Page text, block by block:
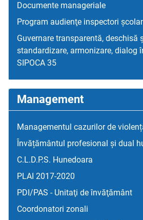
Documente manageriale
Program audienţe inspectori
Guvernare transparentă, deschisă
standardizare, armonizare, dialog
SIPOCA 35
Management
Managementul cazurilor de
Învățământul profesional și dual
C.L.D.P.S. Hunedoara
PLAI 2017-2020
PDI/PAS - Unitaţi de învăţământ
Coordonatori zonali